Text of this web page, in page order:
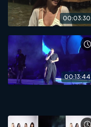
00:03:30
00:13:44